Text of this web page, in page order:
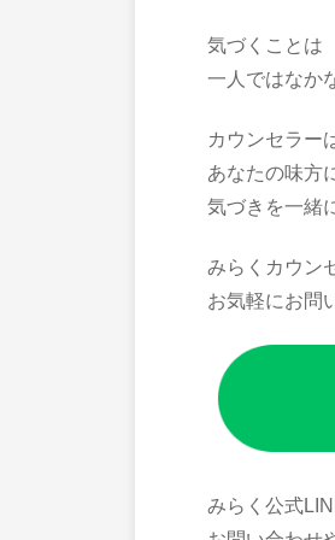
気づくことは
一人ではなか
カウンセラー
あなたの味方
気づきを一緒
みらくカウン
お気軽にお問
みらく公式